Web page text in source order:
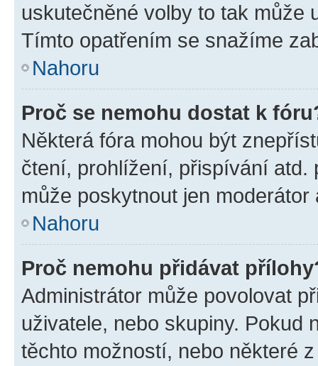
uskutečněné volby to tak může
Tímto opatřením se snažíme
Nahoru
Proč se nemohu dostat k
Některá fóra mohou být
čtení, prohlížení, přispívání atd.
může poskytnout jen
Nahoru
Proč nemohu přidávat
Administrátor může povolovat
uživatele, nebo skupiny. Pokud
těchto možností, nebo některé